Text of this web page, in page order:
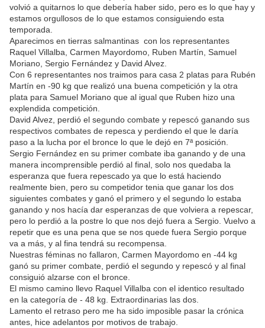
volvió a quitarnos lo que debería haber sido, pero es lo que hay y
estamos orgullosos de lo que estamos consiguiendo esta
temporada.
Aparecimos en tierras salmantinas con los representantes
Raquel Villalba, Carmen Mayordomo, Ruben Martín, Samuel
Moriano, Sergio Fernández y David Alvez.
Con 6 representantes nos traimos para casa 2 platas para Rubén
Martín en -90 kg que realizó una buena competición y la otra
plata para Samuel Moriano que al igual que Ruben hizo una
explendida competición.
David Alvez, perdió el segundo combate y repescó ganando sus
respectivos combates de repesca y perdiendo el que le daría
paso a la lucha por el bronce lo que le dejó en 7ª posición.
Sergio Fernández en su primer combate iba ganando y de una
manera incomprensible perdió al final, solo nos quedaba la
esperanza que fuera repescado ya que lo está haciendo
realmente bien, pero su competidor tenia que ganar los dos
siguientes combates y ganó el primero y el segundo lo estaba
ganando y nos hacía dar esperanzas de que volviera a repescar,
pero lo perdió a la postre lo que nos dejó fuera a Sergio. Vuelvo a
repetir que es una pena que se nos quede fuera Sergio porque
va a más, y al fina tendrá su recompensa.
Nuestras féminas no fallaron, Carmen Mayordomo en -44 kg
ganó su primer combate, perdió el segundo y repescó y al final
consiguió alzarse con el bronce.
El mismo camino llevo Raquel Villalba con el identico resultado
en la categoría de - 48 kg. Extraordinarias las dos.
Lamento el retraso pero me ha sido imposible pasar la crónica
antes, hice adelantos por motivos de trabajo.